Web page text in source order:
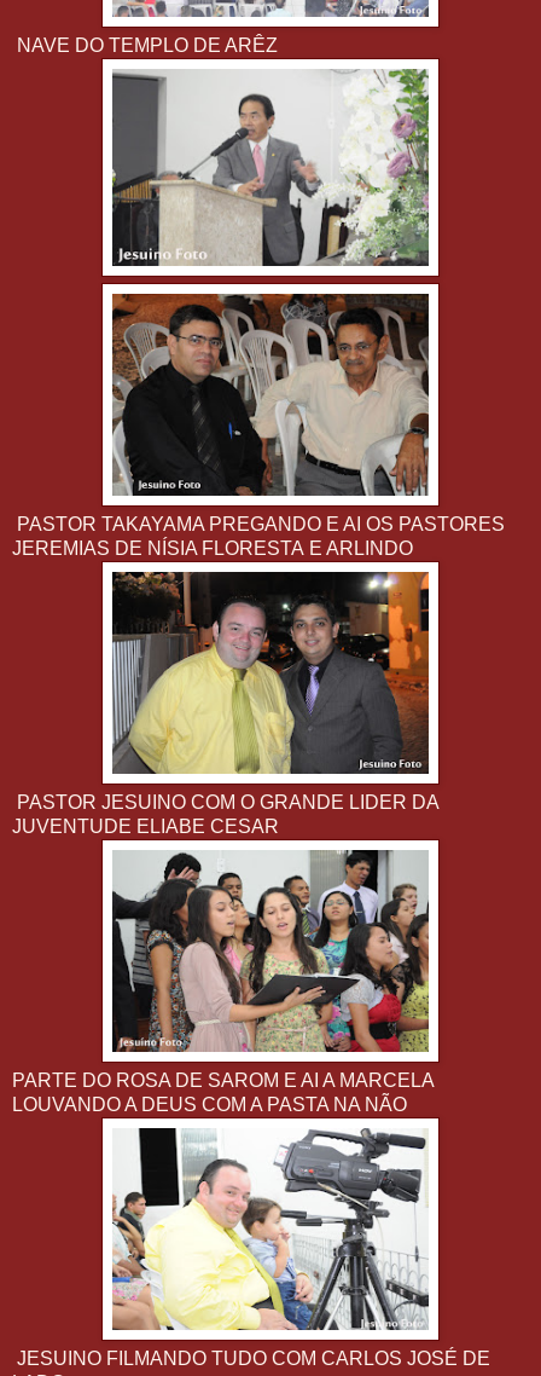
NAVE DO TEMPLO DE ARÊZ
PASTOR TAKAYAMA PREGANDO E AI OS PASTORES
JEREMIAS DE NÍSIA FLORESTA E ARLINDO
PASTOR JESUINO COM O GRANDE LIDER DA
JUVENTUDE ELIABE CESAR
PARTE DO ROSA DE SAROM E AI A MARCELA
LOUVANDO A DEUS COM A PASTA NA NÃO
JESUINO FILMANDO TUDO COM CARLOS JOSÉ DE